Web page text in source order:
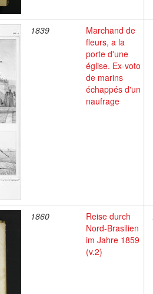
1839
Marchand de
fleurs, a la
porte d'une
église. Ex-voto
de marins
échappés d'un
naufrage
1860
Reise durch
Nord-Brasilien
im Jahre 1859
(v.2)